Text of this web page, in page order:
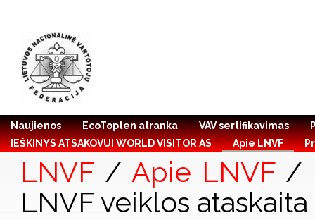
Naujienos EcoTopten atranka VAV sertifikavimas
IEŠKINYS ATSAKOVUI WORLD VISITOR AS
Apie LNVF
LNVF/ Apie LNVF/
LNVF veiklos ataskaita